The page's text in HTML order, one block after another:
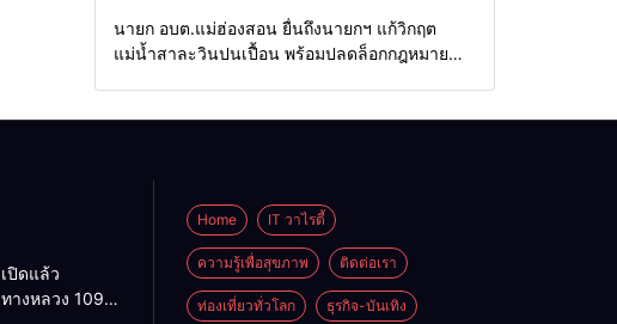
Home รอบรั้วทั่วไทย
นายก อบต.แม่ฮ่องสอน ยื่นถึงนายกฯ แก้วิกฤต
แม่น้ำสาละวินปนเปื้อน พร้อมปลดล็อกกฎหมาย
เปิดแล้ว
ทางหลวง 1095
Home IT วาไรตี้
ความรู้เพื่อสุขภาพ ติดต่อเรา
ท่องเที่ยวทั่วโลก ธุรกิจ-บันเทิง